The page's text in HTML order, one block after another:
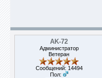
AK-72
Администратор
Ветеран
Сообщений: 14494
Пол: